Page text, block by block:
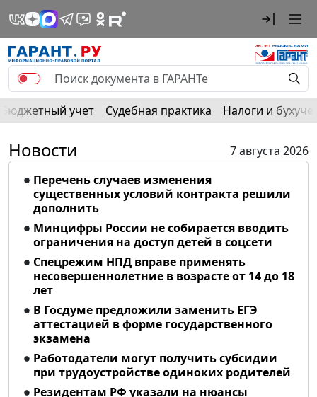
Бюджетный учет Судебная практика Налоги и
Новости
7 августа 2026
Перечень случаев изменения
существенных условий контракта решили
дополнить
Минцифры России не собирается вводить
ограничения на доступ детей в соцсети
Спецрежим НПД вправе применять
несовершеннолетние в возрасте от 14 до 18
лет
В Госдуме предложили заменить ЕГЭ
аттестацией в форме государственного
экзамена
Работодатели могут получить субсидии
при трудоустройстве одиноких родителей
Резидентам РФ указали на нюансы